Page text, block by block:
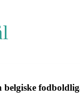
belgiske